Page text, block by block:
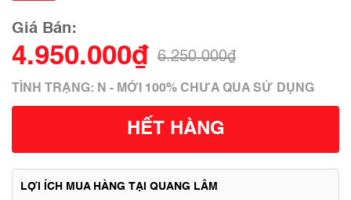
Giá Bán:
4.950.000₫ 6.250.000₫
TÌNH TRẠNG: N - MỚI 100% CHƯA QUA SỬ DỤNG
HẾT HÀNG
LỢI ÍCH MUA HÀNG TẠI QUANG LÂM